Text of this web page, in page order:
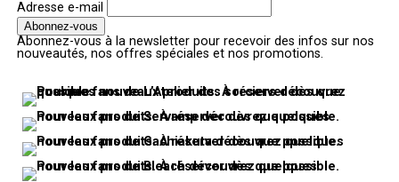
Adresse e-mail
Abonnez-vous à la newsletter pour recevoir des infos sur nos
nouveautés, nos offres spéciales et nos promotions.